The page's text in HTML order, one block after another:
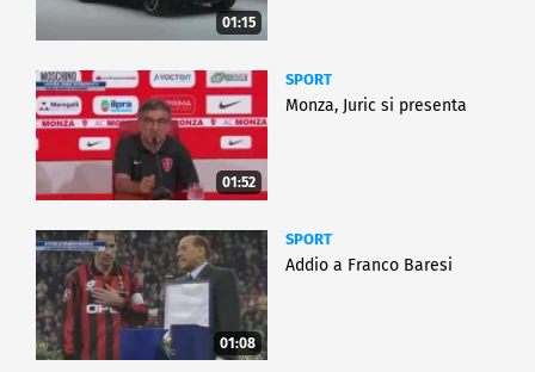
01:15
01:52
SPORT
Monza, Juric si presenta
01:08
SPORT
Addio a Franco Baresi